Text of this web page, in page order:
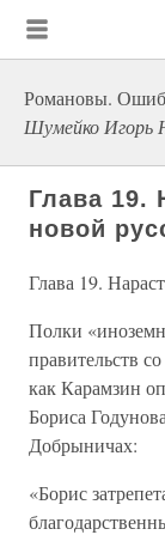
Романовы.
Шумейко Игорь
Глава 19.
новой
Глава 19.
Полки
правительств
как Карамзин
Бориса
Добрыничах:
«Борис